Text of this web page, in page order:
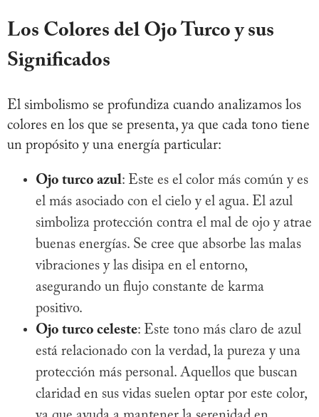
Los Colores del Ojo Turco y sus
Significados
El simbolismo se profundiza cuando analizamos los
colores en los que se presenta, ya que cada tono tiene
un propósito y una energía particular:
Ojo turco azul: Este es el color más común y es
el más asociado con el cielo y el agua. El azul
simboliza protección contra el mal de ojo y atrae
buenas energías. Se cree que absorbe las malas
vibraciones y las disipa en el entorno,
asegurando un flujo constante de karma
positivo.
Ojo turco celeste: Este tono más claro de azul
está relacionado con la verdad, la pureza y una
protección más personal. Aquellos que buscan
claridad en sus vidas suelen optar por este color,